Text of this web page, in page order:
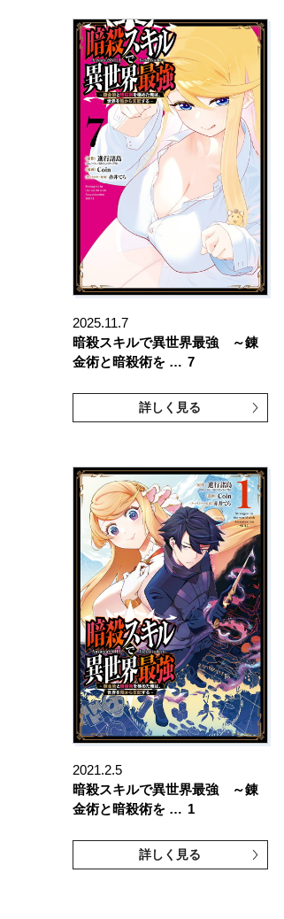
2025.11.7
暗殺スキルで異世界最強 ～錬
金術と暗殺術を … 7
詳しく見る
2021.2.5
暗殺スキルで異世界最強 ～錬
金術と暗殺術を … 1
詳しく見る